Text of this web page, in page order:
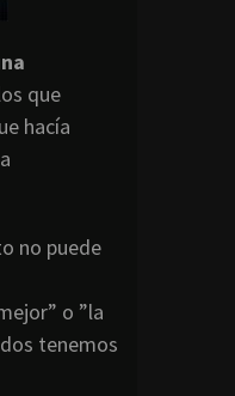
que
hacía
no puede
o ”la
tenemos